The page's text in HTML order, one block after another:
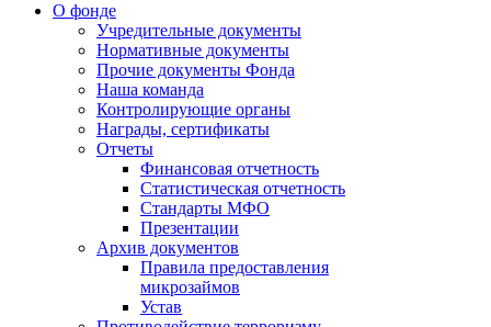
О фонде
Учредительные документы
Нормативные документы
Прочие документы Фонда
Наша команда
Контролирующие органы
Награды, сертификаты
Отчеты
Финансовая отчетность
Статистическая отчетность
Стандарты МФО
Презентации
Архив документов
Правила предоставления
микрозаймов
Устав